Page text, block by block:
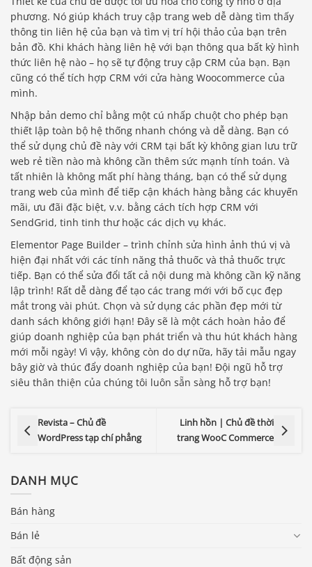
phương. Nó giúp khách truy cập trang web dễ dàng tìm thấy
thông tin liên hệ của bạn và tìm vị trí hội thảo của bạn trên
bản đồ. Khi khách hàng liên hệ với bạn thông qua bất kỳ hình
thức liên hệ nào – họ sẽ tự động truy cập CRM của bạn. Bạn
cũng có thể tích hợp CRM với cửa hàng Woocommerce của
mình.
Nhập bản demo chỉ bằng một cú nhấp chuột cho phép bạn
thiết lập toàn bộ hệ thống nhanh chóng và dễ dàng. Bạn có
thể sử dụng chủ đề này với CRM tại bất kỳ không gian lưu trữ
web rẻ tiền nào mà không cần thêm sức mạnh tính toán. Và
tất nhiên là không mất phí hàng tháng, bạn có thể sử dụng
trang web của mình để tiếp cận khách hàng bằng các khuyến
mãi, ưu đãi đặc biệt, v.v. bằng cách tích hợp CRM với
SendGrid, tinh tinh thư hoặc các dịch vụ khác.
Elementor Page Builder – trình chỉnh sửa hình ảnh thú vị và
hiện đại nhất với các tính năng thả thuốc và thả thuốc trực
tiếp. Bạn có thể sửa đổi tất cả nội dung mà không cần kỹ năng
lập trình! Rất dễ dàng để tạo các trang mới với bố cục đẹp
mắt trong vài phút. Chọn và sử dụng các phần đẹp mới từ
danh sách không giới hạn! Đây sẽ là một cách hoàn hảo để
giúp doanh nghiệp của bạn phát triển và thu hút khách hàng
mới mỗi ngày! Vì vậy, không còn do dự nữa, hãy tải mẫu ngay
bây giờ và thúc đẩy doanh nghiệp của bạn! Đội ngũ hỗ trợ
siêu thân thiện của chúng tôi luôn sẵn sàng hỗ trợ bạn!
Revista – Chủ đề
WordPress tạp chí phẳng
Linh hồn | Chủ đề thời
trang WooC Commerce
DANH MỤC
Bán hàng
Bán lẻ
Bất động sản